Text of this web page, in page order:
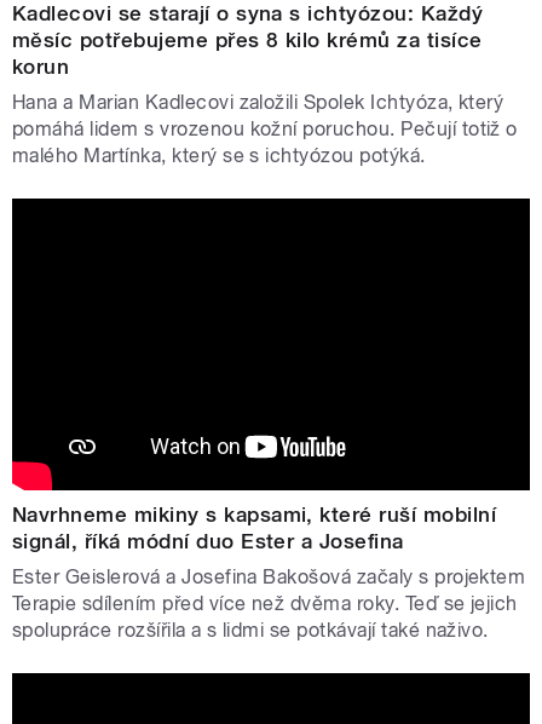
Kadlecovi se starají o syna s ichtyózou: Každý
měsíc potřebujeme přes 8 kilo krémů za tisíce
korun
Hana a Marian Kadlecovi založili Spolek Ichtyóza, který
pomáhá lidem s vrozenou kožní poruchou. Pečují totiž o
malého Martínka, který se s ichtyózou potýká.
Navrhneme mikiny s kapsami, které ruší mobilní
signál, říká módní duo Ester a Josefina
Ester Geislerová a Josefina Bakošová začaly s projektem
Terapie sdílením před více než dvěma roky. Teď se jejich
spolupráce rozšířila a s lidmi se potkávají také naživo.